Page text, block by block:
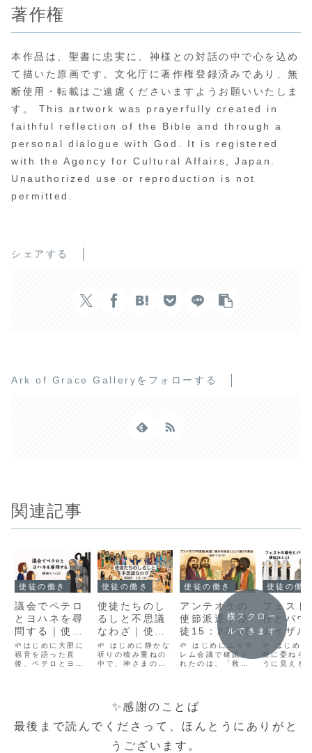
著作権
本作品は、聖書に忠実に、神様との対話の中で心を込め
て描いた原画です。文化庁に著作権登録済みであり、無
断使用・転載はご遠慮くださいますようお願いいたしま
す。 This artwork was prayerfully created in
faithful reflection of the Bible and through a
personal dialogue with God. It is registered
with the Agency for Cultural Affairs, Japan.
Unauthorized use or reproduction is not
permitted.
シェアする
Ark of Grace Galleryをフォローする
関連記事
使徒の働き
議会でペテロ
とヨハネを尋
問する｜使徒
4：1-22
🌱はじめに大胆に
福音を語った直
後、ペテロとヨハ
く語ります。神に
使徒の働き
使徒たちのし
るしと不思議
なわざ｜使徒
5：12-16
🌱 はじめに静かな
祈りの積み重ねの
中で、神さまのわ
数々の「しるしと
不思議なわざ」
の物語ではなく、
体の真ん中で起こ
使徒の働き
アンテオケの
使節派遣｜使
徒15：22-35
🌱 はじめにエルサ
レム会議で確認さ
れたのは、「救い
切な真理でした。
しかし、その決定
れただけでは終わ
教会は、それをど
使徒の働
フェスト
任とパウ
カイザル
｜使徒
12
🌱 はじめに
断に委ねら
うに見える
前で、パウ
横スクロー
ルできます
✨感謝のことば
最後まで読んでくださって、ほんとうにありがと
うございます。